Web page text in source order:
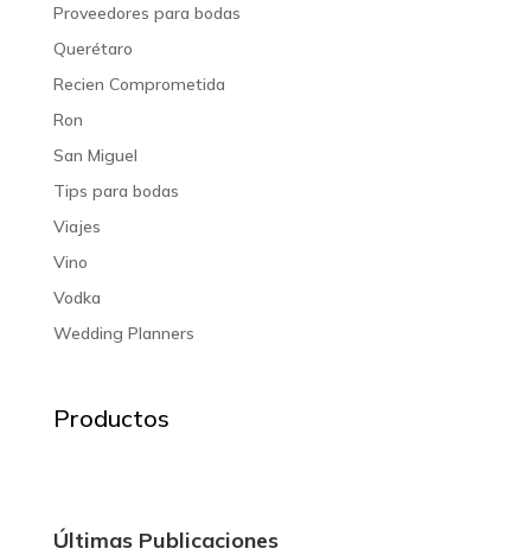
Proveedores para bodas
Querétaro
Recien Comprometida
Ron
San Miguel
Tips para bodas
Viajes
Vino
Vodka
Wedding Planners
Productos
Últimas Publicaciones